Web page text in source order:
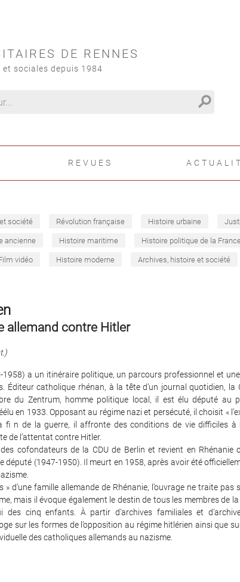
DE RENNES
et sociales depuis 1984
search
REVUES
société Révolution française Histoire urbaine
ancienne Histoire maritime Histoire politique de la
vidéo Histoire moderne Archives, histoire et société
allemand contre Hitler
1958) a un itinéraire politique, un parcours professionnel et
Éditeur catholique rhénan, à la tête d’un journal quotidien, la
du Zentrum, homme politique local, il est élu député au
en 1933. Opposant au régime nazi et persécuté, il choisit «
fi n de la guerre, il affronte des conditions de vie difficiles à
de l’attentat contre Hitler.
des cofondateurs de la CDU de Berlin et revient en Rhénanie
député (1947-1950). Il meurt en 1958, après avoir été
» d’une famille allemande de Rhénanie, l’ouvrage ne traite pas
mais il évoque également le destin de tous les membres de
des cinq enfants. À partir d’archives familiales et
sur les formes de l’opposition au régime hitlérien ainsi que
des catholiques allemands au nazisme.